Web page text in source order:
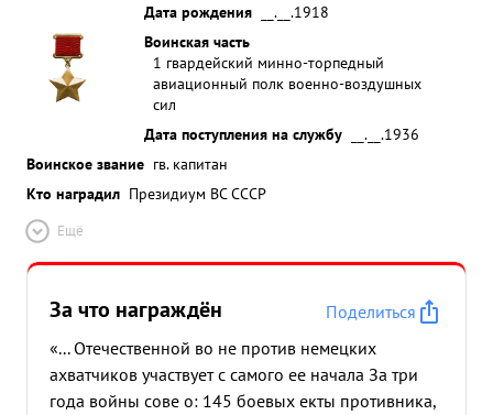
распознаванию кораблей и об "ектов противника
чем способствовал успешному выполнению
боевых заданий командования. Экипажи,
вылетающие на боевое задание тов. Бажановым
всегда обеспечивались последними данными с
полетов аэрофотоаппаратурой и своевременной
и качественной обработкой аэрофотофильмов. ...»
Дата рождения
__.__.1918
Воинская часть
1 гвардейский минно-торпедный
авиационный полк военно-воздушных
сил
Дата поступления на службу
__.__.1936
Воинское звание гв. капитан
Кто наградил Президиум ВС СССР
Ещё
За что награждён
Поделиться
«... Отечественной во не против немецких
ахватчиков участвует с самого ее начала За три
года войны сове о: 145 боевых екты противника,